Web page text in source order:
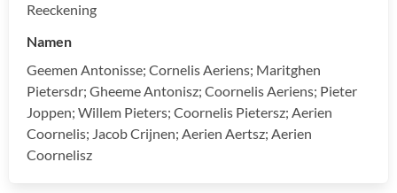
Reeckening
Namen
Geemen Antonisse; Cornelis Aeriens; Maritghen
Pietersdr; Gheeme Antonisz; Coornelis Aeriens; Pieter
Joppen; Willem Pieters; Coornelis Pietersz; Aerien
Coornelis; Jacob Crijnen; Aerien Aertsz; Aerien
Coornelisz